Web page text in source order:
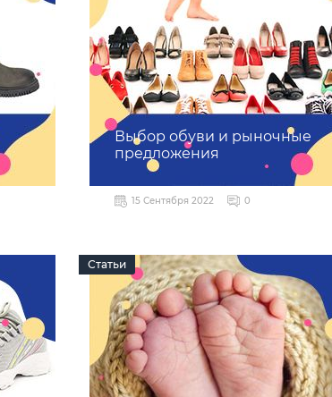
Выбор обуви и рыночные
предложения
15 Сентября 2022 0
Статьи